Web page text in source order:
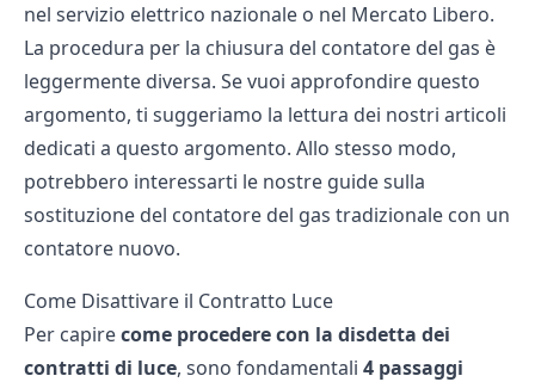
nel servizio elettrico nazionale o nel Mercato Libero.
La procedura per la chiusura del contatore del gas è
leggermente diversa. Se vuoi approfondire questo
argomento, ti suggeriamo la lettura dei nostri articoli
dedicati a questo argomento. Allo stesso modo,
potrebbero interessarti le nostre guide sulla
sostituzione del contatore del gas tradizionale con un
contatore nuovo.
Come Disattivare il Contratto Luce
Per capirecome procedere con la disdetta dei
contratti di luce, sono fondamentali 4 passaggi